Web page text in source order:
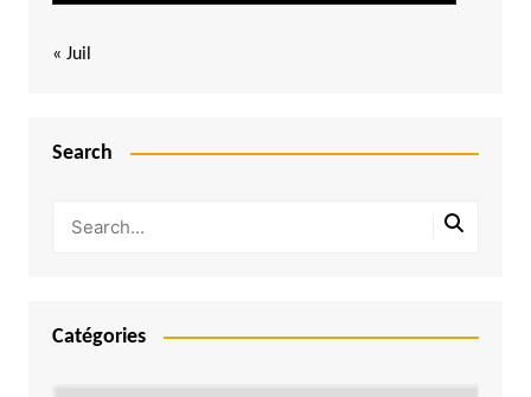
« Juil
Search
Catégories